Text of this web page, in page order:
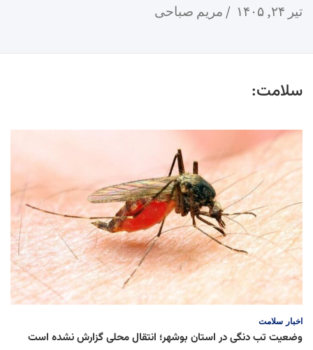
تیر ۲۴, ۱۴۰۵ مریم صباحی
سلامت:
اخبار سلامت
وضعیت تب دنگی در استان بوشهر؛ انتقال محلی گزارش نشده است